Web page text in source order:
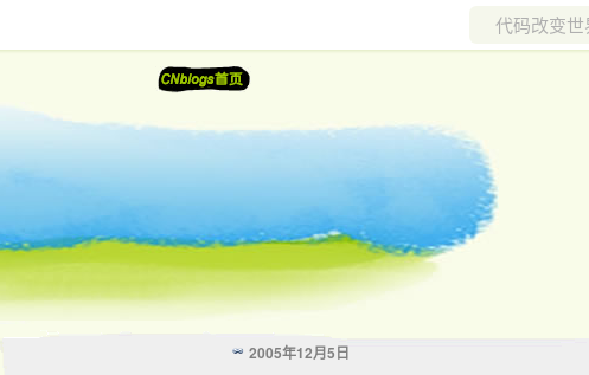
2005年12月5日